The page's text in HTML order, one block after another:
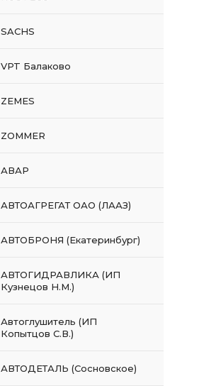
SACHS
VPT Балаково
ZEMES
ZOMMER
АВАР
АВТОАГРЕГАТ ОАО (ЛААЗ)
АВТОБРОНЯ (Екатеринбург)
АВТОГИДРАВЛИКА (ИП
Кузнецов Н.М.)
Автоглушитель (ИП
Копытцов С.В.)
АВТОДЕТАЛЬ (Сосновское)